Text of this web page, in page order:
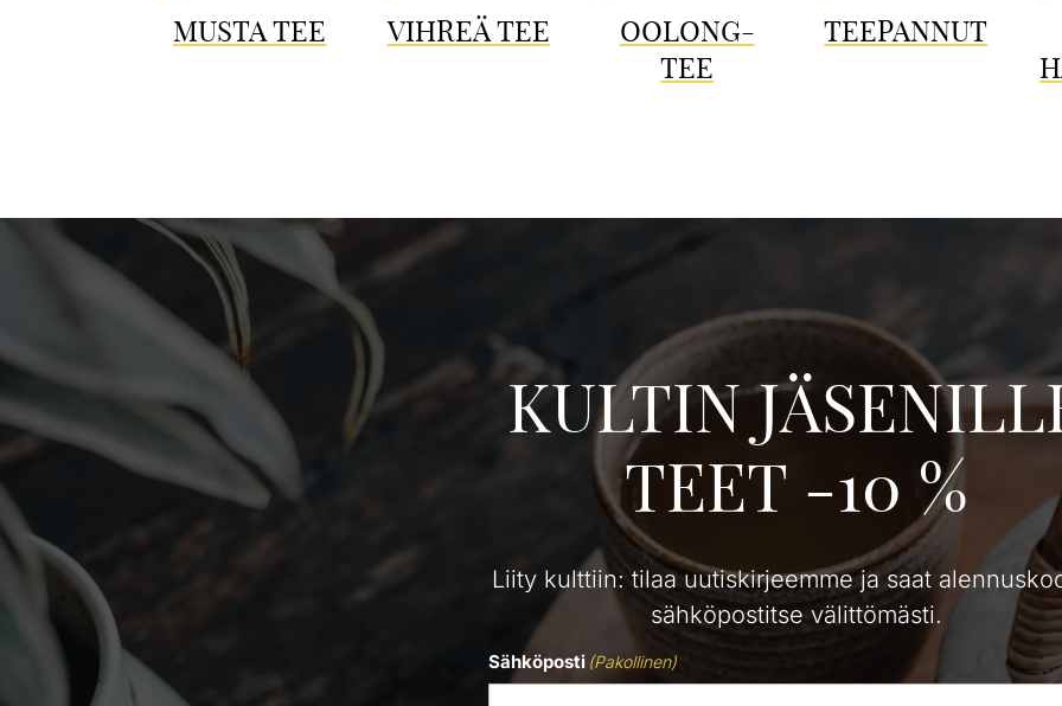
MUSTA TEE VIHREÄ TEE
OOLONG-
TEE
TEEPANNUT
KULTIN
TEET -10 %
Liity kulttiin: tilaa uutiskirjeemme ja saat
sähköpostitse välittömästi.
Sähköposti (Pakollinen)